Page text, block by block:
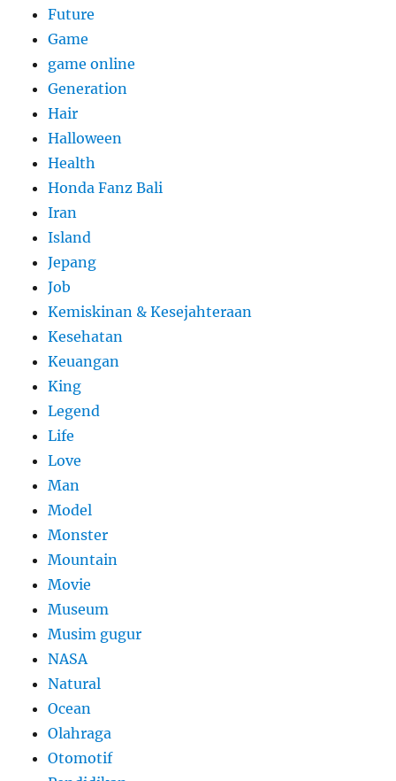
Future
Game
game online
Generation
Hair
Halloween
Health
Honda Fanz Bali
Iran
Island
Jepang
Job
Kemiskinan & Kesejahteraan
Kesehatan
Keuangan
King
Legend
Life
Love
Man
Model
Monster
Mountain
Movie
Museum
Musim gugur
NASA
Natural
Ocean
Olahraga
Otomotif